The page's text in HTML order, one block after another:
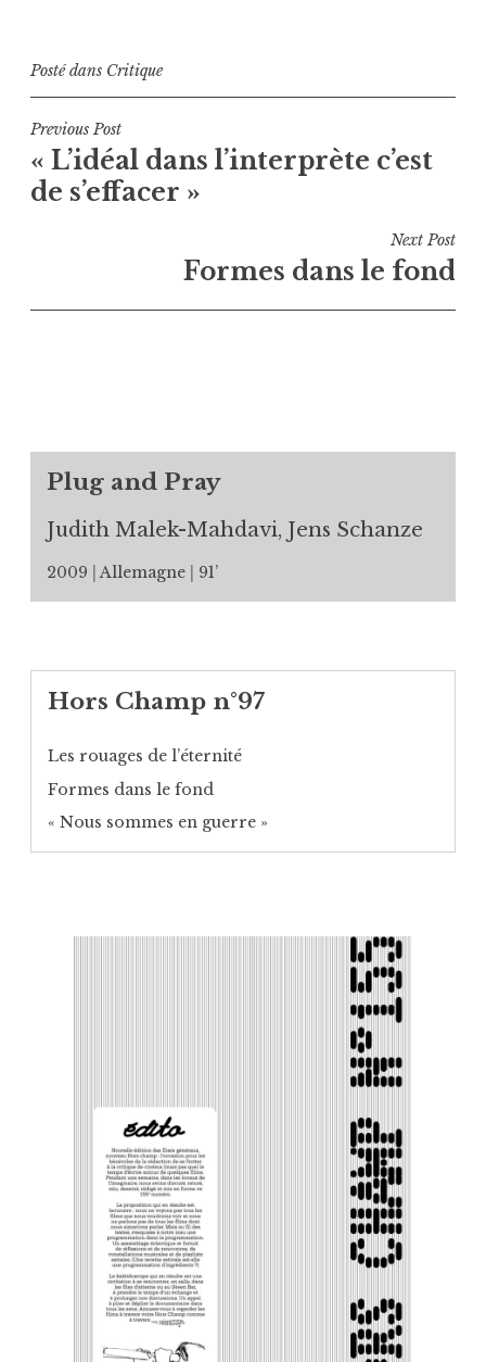
Posté dans Critique
Navigation
de
l’article
Previous Post
« L’idéal dans l’interprète c’est
de s’effacer »
Next Post
Formes dans le fond
Plug and Pray
Judith Malek-Mahdavi, Jens Schanze
2009 Allemagne 91’
Hors Champ n°97
Les rouages de l’éternité
Formes dans le fond
« Nous sommes en guerre »